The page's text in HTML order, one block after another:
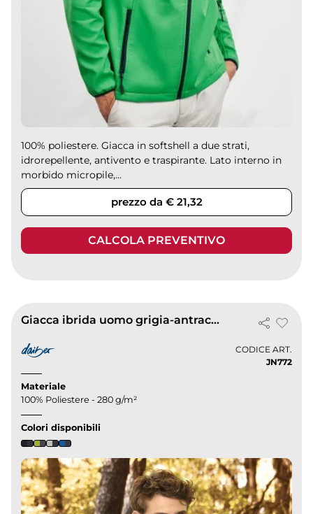
100% poliestere. Giacca in softshell a due strati,
idrorepellente, antivento e traspirante. Lato interno in
morbido micropile,...
prezzo da € 21,32
CALCOLA PREVENTIVO
Giacca ibrida uomo grigia-antracite, poliestere 280g/m²
CODICE ART.
JN772
Materiale
100% Poliestere - 280 g/m²
Colori disponibili